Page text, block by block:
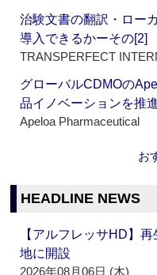
治験文書の翻訳・ロー
導入できるかーその[2]
TRANSPERFECT
グローバルCDMOの
品イノベーションを推
Apeloa Pharmaceutical
お
HEADLINE NEWS
【アルフレッサHD】
地に開設
2026年08月06日 (木)